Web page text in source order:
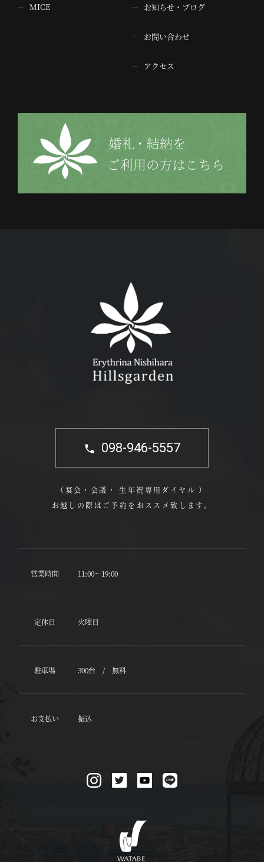
MICE お知らせ・ブログ
お問い合わせ
アクセス
098-946-5557
（宴会・会議・ 生年祝専用ダイヤル ）
お越しの際はご予約をおススメ致します。
営業時間 11:00～19:00
定休日 火曜日
駐車場 300台 / 無料
お支払い 振込